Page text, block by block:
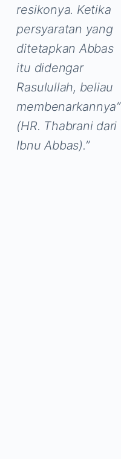
resikonya. Ketika
persyaratan yang
ditetapkan Abbas
itu didengar
Rasulullah, beliau
membenarkannya”
(HR. Thabrani dari
Ibnu Abbas).”